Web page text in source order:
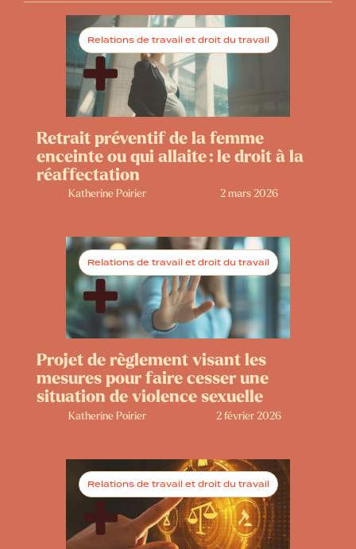
Relations de travail et droit du travail
Retrait préventif de la femme
enceinte ou qui allaite : le droit à la
réaffectation
Katherine Poirier 2 mars 2026
Relations de travail et droit du travail
Projet de règlement visant les
mesures pour faire cesser une
situation de violence sexuelle
Katherine Poirier 2 février 2026
Relations de travail et droit du travail